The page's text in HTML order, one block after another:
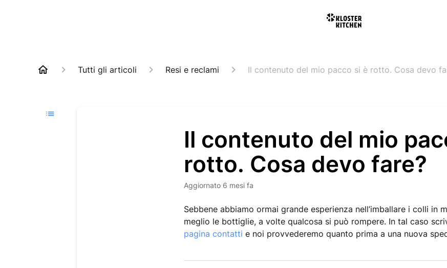
Tutti gli articoli Resi e reclami Il contenuto del mio pacco si è rotto. Cosa devo
Il contenuto del mio
rotto. Cosa devo fare?
Aggiornato 6 mesi fa
Sebbene abbiamo ormai grande esperienza nell’imballare i colli in
meglio le bottiglie, a volte qualcosa si può rompere. In tal caso
pagina contatti e noi provvederemo quanto prima a una nuova